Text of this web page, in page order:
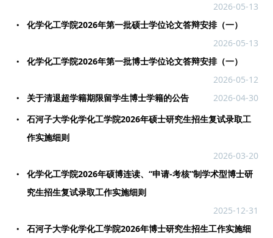
2026-05-13
化学化工学院2026年第一批硕士学位论文答辩安排（一）
2026-05-13
化学化工学院2026年第一批博士学位论文答辩安排（一）
2026-05-12
关于清退超学籍期限留学生博士学籍的公告
2026-04-30
石河子大学化学化工学院2026年硕士研究生招生复试录取工
作实施细则
2026-03-20
化学化工学院2026年硕博连读、“申请-考核”制学术型博士研
究生招生复试录取工作实施细则
2025-12-31
石河子大学化学化工学院2026年博士研究生招生工作实施细